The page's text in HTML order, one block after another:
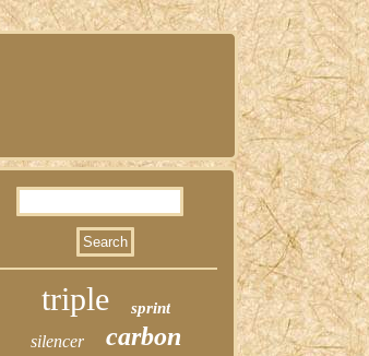
triple sprint
silencer carbon